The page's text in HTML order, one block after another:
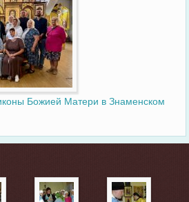
Божией Матери в Знаменском